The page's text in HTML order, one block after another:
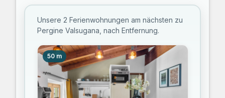
Unsere 2 Ferienwohnungen am nächsten zu
Pergine Valsugana, nach Entfernung.
50 m